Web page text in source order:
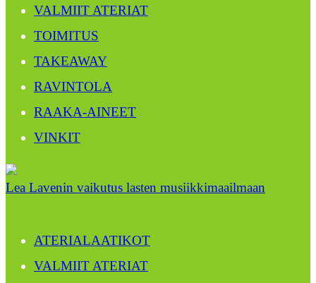
VALMIIT ATERIAT
TOIMITUS
TAKEAWAY
RAVINTOLA
RAAKA-AINEET
VINKIT
Lea Lavenin vaikutus lasten musiikkimaailmaan
ATERIALAATIKOT
VALMIIT ATERIAT